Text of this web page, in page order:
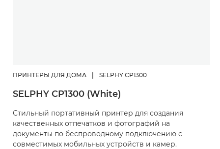
ПРИНТЕРЫ ДЛЯ ДОМА | SELPHY CP1300
SELPHY CP1300 (White)
Стильный портативный принтер для создания
качественных отпечатков и фотографий на
документы по беспроводному подключению с
совместимых мобильных устройств и камер.